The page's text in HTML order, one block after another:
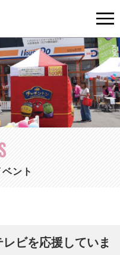
ント
ビを応援していま